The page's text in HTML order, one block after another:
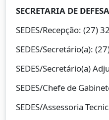
SECRETARIA DE
SEDES/Recepção: (27)
SEDES/Secretário(a):
SEDES/Secretário(a)
SEDES/Chefe de
SEDES/Assessoria